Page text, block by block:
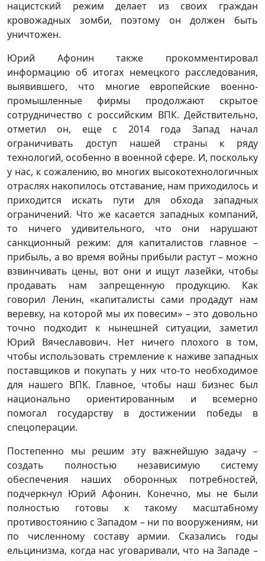
нацистский режим делает из своих граждан
кровожадных зомби, поэтому он должен быть
уничтожен.
Юрий Афонин также прокомментировал
информацию об итогах немецкого расследования,
выявившего, что многие европейские военно-
промышленные фирмы продолжают скрытое
сотрудничество с российским ВПК. Действительно,
отметил он, еще с 2014 года Запад начал
ограничивать доступ нашей страны к ряду
технологий, особенно в военной сфере. И, поскольку
у нас, к сожалению, во многих высокотехнологичных
отраслях накопилось отставание, нам приходилось и
приходится искать пути для обхода западных
ограничений. Что же касается западных компаний,
то ничего удивительного, что они нарушают
санкционный режим: для капиталистов главное –
прибыль, а во время войны прибыли растут – можно
взвинчивать цены, вот они и ищут лазейки, чтобы
продавать нам запрещенную продукцию. Как
говорил Ленин, «капиталисты сами продадут нам
веревку, на которой мы их повесим» – это довольно
точно подходит к нынешней ситуации, заметил
Юрий Вячеславович. Нет ничего плохого в том,
чтобы использовать стремление к наживе западных
поставщиков и покупать у них что-то необходимое
для нашего ВПК. Главное, чтобы наш бизнес был
национально ориентированным и всемерно
помогал государству в достижении победы в
спецоперации.
Постепенно мы решим эту важнейшую задачу –
создать полностью независимую систему
обеспечения наших оборонных потребностей,
подчеркнул Юрий Афонин. Конечно, мы не были
полностью готовы к такому масштабному
противостоянию с Западом – ни по вооружениям, ни
по численному составу армии. Сказались годы
ельцинизма, когда нас уговаривали, что на Западе –